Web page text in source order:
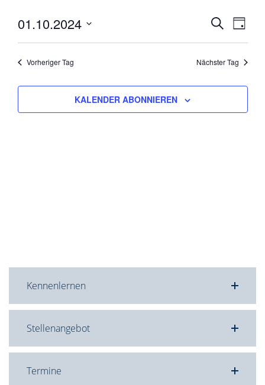
Suche
und
SUCHE
TAG
01.10.2024
Datum
wählen.
Vorheriger Tag Nächster Tag
KALENDER ABONNIEREN
Kennenlernen
Stellenangebot
Termine